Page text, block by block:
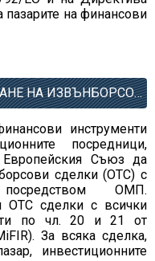
на финансови
ЗАДЪЛЖЕНИЕ ЗА ОПОВЕСТЯВАНЕ НА ИЗВЪНБОРСОВИ СДЕЛКИ С ФИНАНСОВИ ИНСТРУМЕНТИ
инструменти
посредници,
Европейския Съюз да
сделки (OTC) с
ОМП.
OTC сделки с всички
по чл. 20 и 21 от
За всяка сделка,
инвестиционните